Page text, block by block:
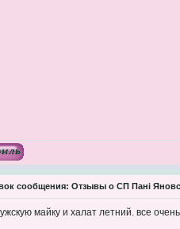
сообщения: Отзывы о СП Пані
майку и халат летний. все